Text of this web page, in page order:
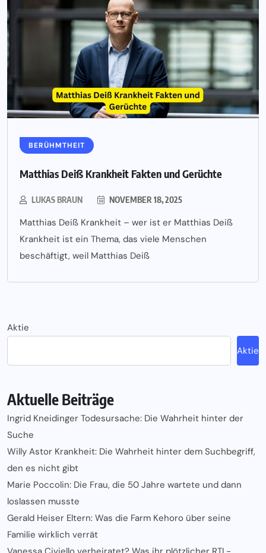
BERÜHMTHEIT
Matthias Deiß Krankheit Fakten und Gerüchte
LUKAS BRAUN NOVEMBER 18, 2025
Matthias Deiß Krankheit – wer ist er Matthias Deiß
Krankheit ist ein Thema, das viele Menschen
beschäftigt, weil Matthias Deiß
Aktie
Aktie
Aktuelle Beiträge
Ingrid Kneidinger Todesursache: Die Wahrheit hinter der
Suche
Willy Astor Krankheit: Die Wahrheit hinter dem Suchbegriff,
den es nicht gibt
Marie Poccolin: Die Frau, die 50 Jahre wartete und dann
loslassen musste
Gerald Heiser Eltern: Was die Farm Kehoro über seine
Familie wirklich verrät